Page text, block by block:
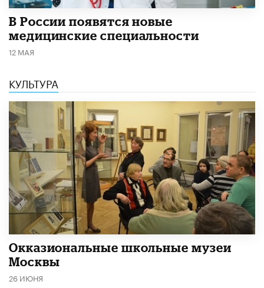
В России появятся новые
медицинские специальности
12 МАЯ
КУЛЬТУРА
​Окказиональные школьные музеи
Москвы
26 ИЮНЯ